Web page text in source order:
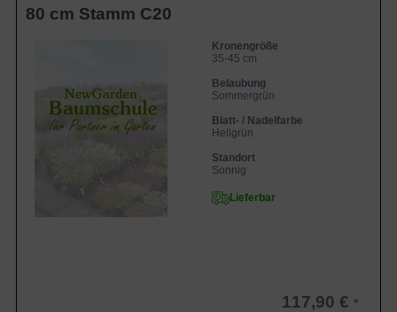
80 cm Stamm C20
Kronengröße
35-45 cm
Belaubung
Sommergrün
Blatt- / Nadelfarbe
Hellgrün
Standort
Sonnig
Lieferbar
117,90 €